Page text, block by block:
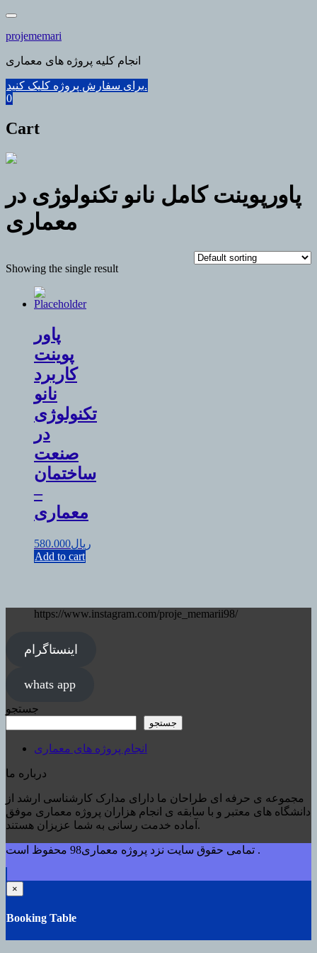
Skip
content
projememari
انجام کلیه پروژه های معماری
برای سفارش پروژه کلیک کنید.
0
Cart
پاورپوینت کامل نانو تکنولوژی در
معماری
Showing the single result
پاور
پوینت
کاربرد
نانو
تکنولوژی
در
صنعت
ساختمان
–
معماری
ریال580.000
Add to cart
https://www.instagram.com/proje_memarii98/
اینستاگرام
whats app
جستجو
جستجو
انجام پروژه های معماری
درباره ما
مجموعه ی حرفه ای طراحان ما دارای مدارک کارشناسی ارشد از
دانشگاه های معتبر و با سابقه ی انجام هزاران پروژه معماری موفق
آماده خدمت رسانی به شما عزیزان هستند.
تمامی حقوق سایت نزد پروژه معماری98 محفوظ است .
×
Booking Table